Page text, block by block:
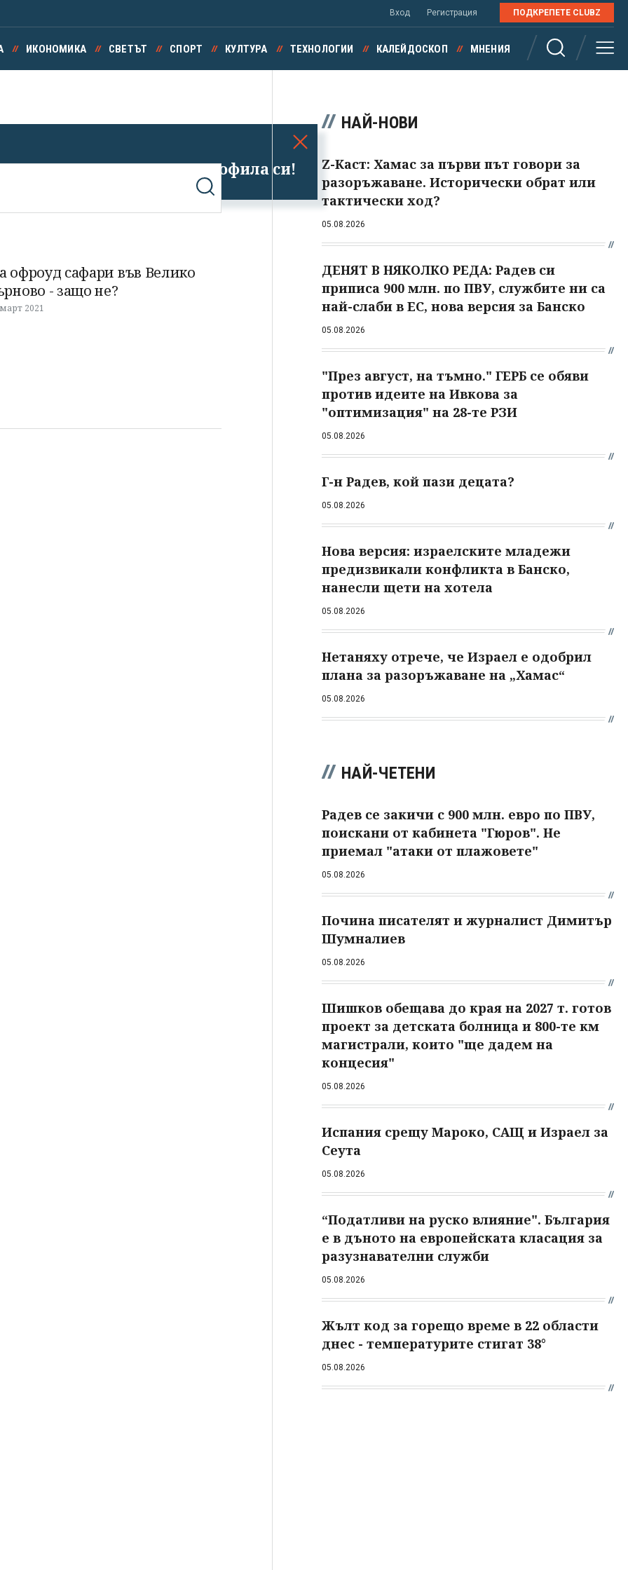
Успешно излязохте от профила си!
Вход Регистрация ПОДКРЕПЕТЕ CLUBZ
ИКОНОМИКА СВЕТЪТ СПОРТ КУЛТУРА ТЕХНОЛОГИИ КАЛЕЙДОСКОП МНЕНИЯ
офроуд сафари във Велико
- защо не?
2021
НАЙ-НОВИ
Z-Каст: Хамас за първи път говори за
разоръжаване. Исторически обрат или
тактически ход?
05.08.2026
ДЕНЯТ В НЯКОЛКО РЕДА: Радев си
приписа 900 млн. по ПВУ, службите ни са
най-слаби в ЕС, нова версия за Банско
05.08.2026
"През август, на тъмно." ГЕРБ се обяви
против идеите на Ивкова за
"оптимизация" на 28-те РЗИ
05.08.2026
Г-н Радев, кой пази децата?
05.08.2026
Нова версия: израелските младежи
предизвикали конфликта в Банско,
нанесли щети на хотела
05.08.2026
Нетаняху отрече, че Израел е одобрил
плана за разоръжаване на „Хамас“
05.08.2026
НАЙ-ЧЕТЕНИ
Радев се закичи с 900 млн. евро по ПВУ,
поискани от кабинета "Гюров". Не
приемал "атаки от плажовете"
05.08.2026
Почина писателят и журналист Димитър
Шумналиев
05.08.2026
Шишков обещава до края на 2027 т. готов
проект за детската болница и 800-те км
магистрали, които "ще дадем на
концесия"
05.08.2026
Испания срещу Мароко, САЩ и Израел за
Сеута
05.08.2026
“Податливи на руско влияние". България
е в дъното на европейската класация за
разузнавателни служби
05.08.2026
Жълт код за горещо време в 22 области
днес - температурите стигат 38°
05.08.2026